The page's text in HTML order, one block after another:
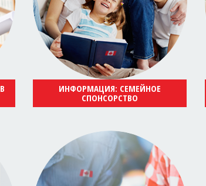
ИНФОРМАЦИЯ: СЕМЕЙНОЕ
СПОНСОРСТВО